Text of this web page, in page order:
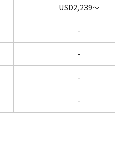
USD2,239～
-
-
-
-